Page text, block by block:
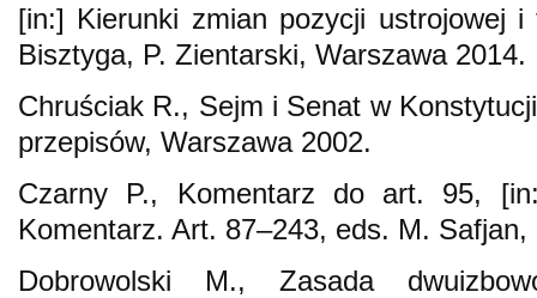
[in:] Kierunki zmian pozycji ustrojowej
Bisztyga, P. Zientarski, Warszawa 2014.
Chruściak R., Sejm i Senat w
przepisów, Warszawa 2002.
Czarny P., Komentarz do art. 95,
Komentarz. Art. 87–243, eds. M.
Dobrowolski M., Zasada